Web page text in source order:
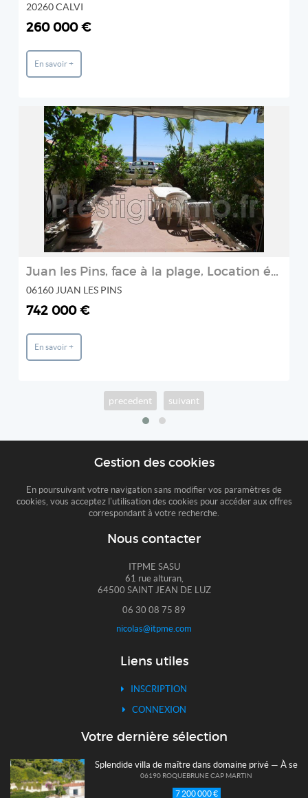
20260 CALVI
260 000 €
En savoir +
REF: 450V725A
PRESTIGIMMO
2
Juan les Pins, face à la plage, Location étudiante de septem
06160 JUAN LES PINS
742 000 €
En savoir +
precedent suivant
Gestion des cookies
En poursuivant votre navigation sans modifier vos paramètres de
cookies, vous acceptez l'utilisation des cookies pour accéder aux offres
correspondant à votre recherche.
Nous contacter
ITPME SASU
61 rue alturan,
64500 SAINT JEAN DE LUZ
06 30 08 75 89
nicolas@itpme.com
Liens utiles
INSCRIPTION
CONNEXION
Votre dernière sélection
Splendide villa de maître dans domaine privé — À
06190 ROQUEBRUNE CAP MARTIN
7 200 000 €